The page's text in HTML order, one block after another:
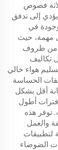
فصوص
إلى تدفق
في
مهمة، حيث
من ظروف
تكاليف
هواء خالي
الحساسة
أقل بشكل
فترات أطول
توفر هذه
والعمل
لتطبيقات
الضوضاء